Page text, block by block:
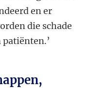
en er
die schade
patiënten.’